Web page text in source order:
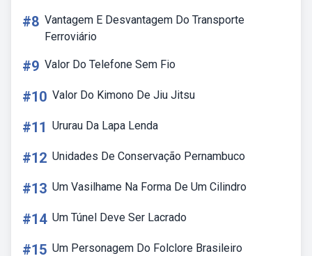
#8 Vantagem E Desvantagem Do Transporte
Ferroviário
#9 Valor Do Telefone Sem Fio
#10 Valor Do Kimono De Jiu Jitsu
#11 Ururau Da Lapa Lenda
#12 Unidades De Conservação Pernambuco
#13 Um Vasilhame Na Forma De Um Cilindro
#14 Um Túnel Deve Ser Lacrado
#15 Um Personagem Do Folclore Brasileiro